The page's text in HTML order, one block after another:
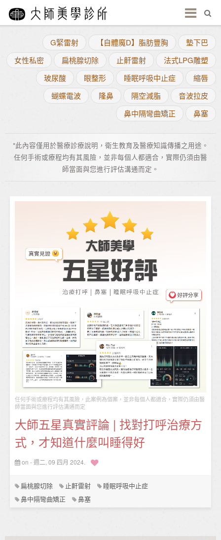
G緊雷射 【自體魔D】脂肪豐胸
墊下巴
女性私密
扁桃腺切除 止鼾雷射
法式LPG雕塑
玻尿酸
眼整形 睡眠呼吸中止症
縮唇
蝴蝶電波
隆鼻 隔空減脂
音波拉皮
鼻中隔彎曲矯正
鼻塞
*此內容僅用於醫療診療說明，衛生教育及醫療知識傳播之用途。
任何手術或療程均有其風險，並非每個人都適合，實際仍須由醫
師當面與您進行評估溝通而定。
任何手術或療程均有其風險，此案例為個案，並非每個人都適合，實際仍須由醫
師當面與您進行評估溝通而定
大師五星真實評論 | 找對打呼治療方
式，才知道什麼叫睡得好
on - 週二, 09 四月 2024.
扁桃腺切除 止鼾雷射
睡眠呼吸中止症
鼻中隔彎曲矯正
鼻塞